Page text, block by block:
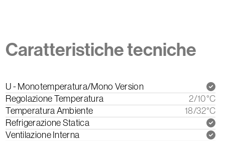
Caratteristiche tecniche
U - Monotemperatura/Mono Version
Regolazione Temperatura
2/10°C
Temperatura Ambiente
18/32°C
Refrigerazione Statica
Ventilazione Interna